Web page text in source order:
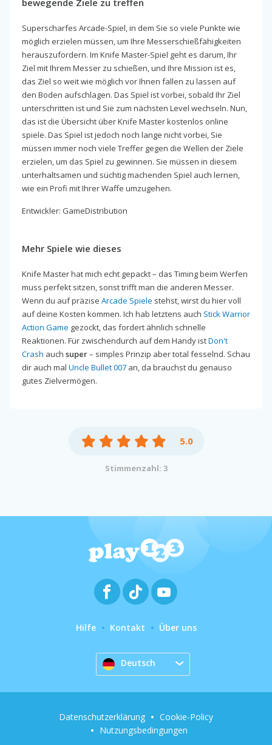
Superscharfes Arcade-Spiel, in dem Sie so viele Punkte wie
möglich erzielen müssen, um Ihre Messerschießfähigkeiten
herauszufordern. Im Knife Master-Spiel geht es darum, Ihr
Ziel mit Ihrem Messer zu schießen, und Ihre Mission ist es,
das Ziel so weit wie möglich vor Ihnen fallen zu lassen auf
den Boden aufschlagen. Das Spiel ist vorbei, sobald Ihr Ziel
unterschritten ist und Sie zum nächsten Level wechseln. Nun,
das ist die Übersicht über Knife Master kostenlos online
spiele. Das Spiel ist jedoch noch lange nicht vorbei, Sie
müssen immer noch viele Treffer gegen die Wellen der Ziele
erzielen, um das Spiel zu gewinnen. Sie müssen in diesem
unterhaltsamen und süchtig machenden Spiel auch lernen,
wie ein Profi mit Ihrer Waffe umzugehen.
Entwickler: GameDistribution
Mehr Spiele wie dieses
Knife Master hat mich echt gepackt – das Timing beim Werfen
muss perfekt sitzen, sonst trifft man die anderen Messer.
Wenn du auf präzise Arcade Spiele stehst, wirst du hier voll
auf deine Kosten kommen. Ich hab letztens auch Stick Warrior
Action Game gezockt, das fordert ähnlich schnelle
Reaktionen. Für zwischendurch auf dem Handy istDon't
Crash auch super– simples Prinzip aber total fesselnd. Schau
dir auch mal Uncle Bullet 007 an, da brauchst du genauso
gutes Zielvermögen.
5.0
Stimmenzahl: 3
Hilfe Kontakt Über uns
Deutsch
Datenschutzerklärung
Cookie-Policy
Nutzungsbedingungen